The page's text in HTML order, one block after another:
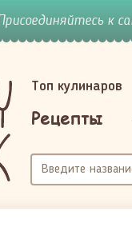
к
Топ кулинаров
Рецепты